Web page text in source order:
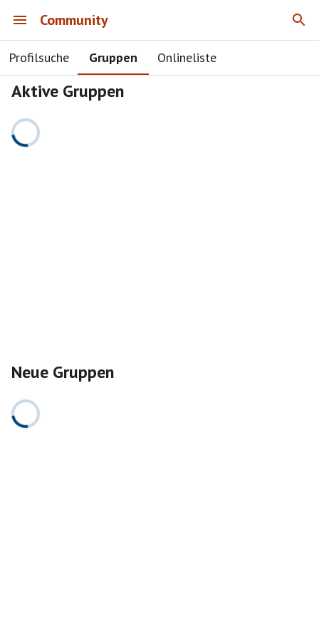
Community
Profilsuche Gruppen Onlineliste
Aktive Gruppen
Neue Gruppen